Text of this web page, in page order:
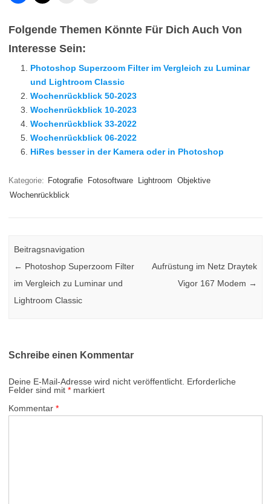
Folgende Themen Könnte Für Dich Auch Von
Interesse Sein:
Photoshop Superzoom Filter im Vergleich zu Luminar
und Lightroom Classic
Wochenrückblick 50-2023
Wochenrückblick 10-2023
Wochenrückblick 33-2022
Wochenrückblick 06-2022
HiRes besser in der Kamera oder in Photoshop
Kategorie: Fotografie Fotosoftware Lightroom Objektive
Wochenrückblick
Beitragsnavigation
← Photoshop Superzoom Filter
im Vergleich zu Luminar und
Lightroom Classic
Aufrüstung im Netz Draytek
Vigor 167 Modem →
Schreibe einen Kommentar
Deine E-Mail-Adresse wird nicht veröffentlicht. Erforderliche
Felder sind mit * markiert
Kommentar *